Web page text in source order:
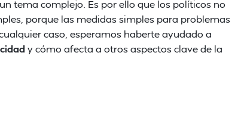
tema complejo. Es por ello que los políticos no
porque las medidas simples para problemas
caso, esperamos haberte ayudado a
y cómo afecta a otros aspectos clave de la